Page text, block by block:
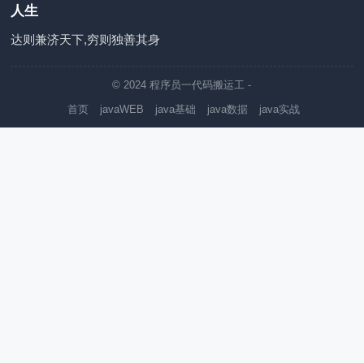
人生
达则兼济天下,穷则独善其身
© 2024程序员一代码搬运工 -
首页
javaWEB java基础 java数据 java实战